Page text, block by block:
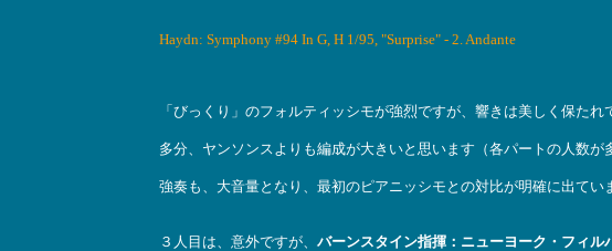
Haydn: Symphony #94 In G, H 1/95, "Surprise" - 2. Andante
「びっくり」のフォルティッシモが強烈ですが、響きは美しく保た
多分、ヤンソンスよりも編成が大きいと思います（各パートの人数
強奏も、大音量となり、最初のピアニッシモとの対比が明確に出てい
３人目は、意外ですが、 バーンスタイン指揮：ニューヨーク・フィル